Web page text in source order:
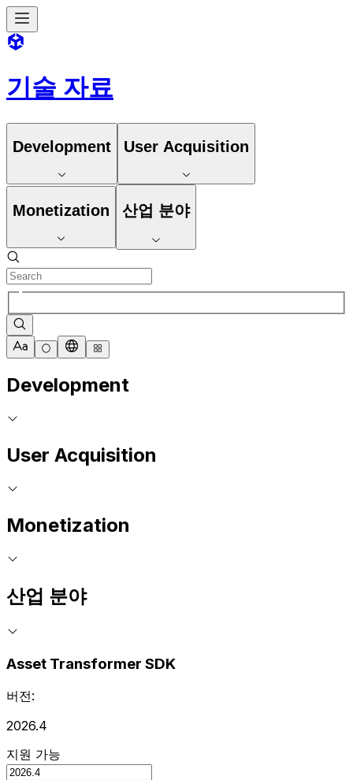
기술 자료
Development User Acquisition
Monetization 산업 분야
Development
User Acquisition
Monetization
산업 분야
Asset Transformer SDK
버전:
2026.4
지원 가능